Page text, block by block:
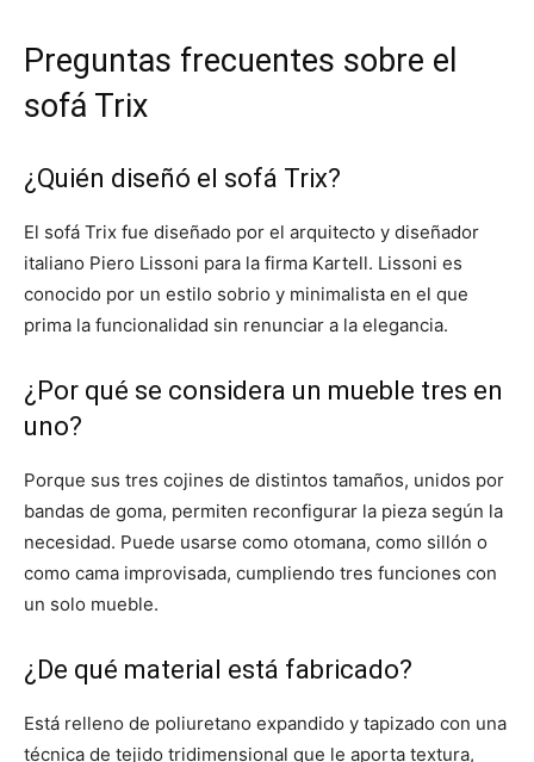
Preguntas frecuentes sobre el
sofá Trix
¿Quién diseñó el sofá Trix?
El sofá Trix fue diseñado por el arquitecto y diseñador
italiano Piero Lissoni para la firma Kartell. Lissoni es
conocido por un estilo sobrio y minimalista en el que
prima la funcionalidad sin renunciar a la elegancia.
¿Por qué se considera un mueble tres en
uno?
Porque sus tres cojines de distintos tamaños, unidos por
bandas de goma, permiten reconfigurar la pieza según la
necesidad. Puede usarse como otomana, como sillón o
como cama improvisada, cumpliendo tres funciones con
un solo mueble.
¿De qué material está fabricado?
Está relleno de poliuretano expandido y tapizado con una
técnica de tejido tridimensional que le aporta textura,